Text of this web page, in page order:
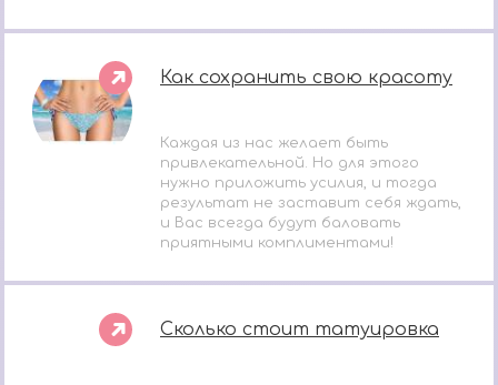
Как сохранить свою красоту
Каждая из нас желает быть
привлекательной. Но для этого
нужно приложить усилия, и тогда
результат не заставит себя ждать,
и Вас всегда будут баловать
приятными комплиментами!
Сколько стоит татуировка